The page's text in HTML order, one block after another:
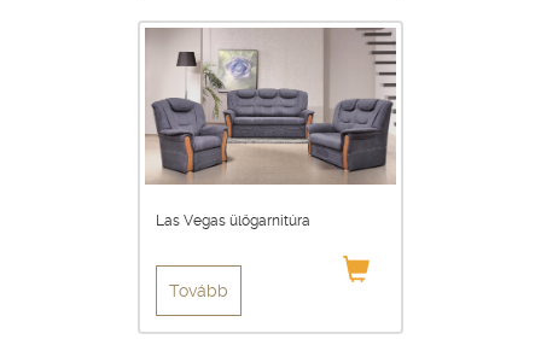
Las Vegas ülőgarnitúra
Tovább